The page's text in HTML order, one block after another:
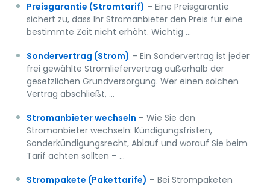
Preisgarantie (Stromtarif) – Eine Preisgarantie
sichert zu, dass Ihr Stromanbieter den Preis für eine
bestimmte Zeit nicht erhöht. Wichtig …
Sondervertrag (Strom) – Ein Sondervertrag ist jeder
frei gewählte Stromliefervertrag außerhalb der
gesetzlichen Grundversorgung. Wer einen solchen
Vertrag abschließt, …
Stromanbieter wechseln – Wie Sie den
Stromanbieter wechseln: Kündigungsfristen,
Sonderkündigungsrecht, Ablauf und worauf Sie beim
Tarif achten sollten – …
Strompakete (Pakettarife) – Bei Strompaketen